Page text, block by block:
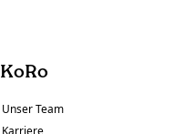
KoRo
Unser Team
Karriere